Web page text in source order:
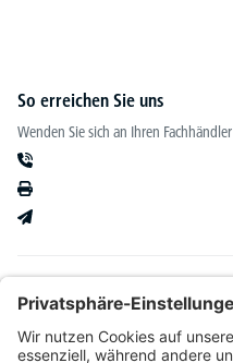
So erreichen Sie uns
Wenden Sie sich an Ihren Fachhändler
Kataloge & mehr